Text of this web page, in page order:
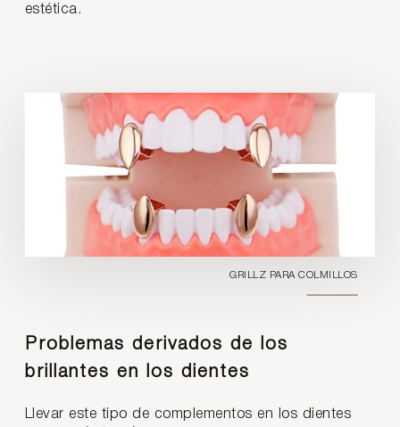
estética.
GRILLZ PARA COLMILLOS
Problemas derivados de los
brillantes en los dientes
Llevar este tipo de complementos en los dientes